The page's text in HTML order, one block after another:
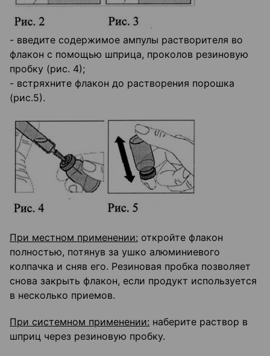
- введите содержимое ампулы растворителя во
флакон с помощью шприца, проколов резиновую
пробку (рис. 4);
- встряхните флакон до растворения порошка
(рис.5).
При местном применении: откройте флакон
полностью, потянув за ушко алюминиевого
колпачка и сняв его. Резиновая пробка позволяет
снова закрыть флакон, если продукт используется
в несколько приемов.
При системном применении: наберите раствор в
шприц через резиновую пробку.